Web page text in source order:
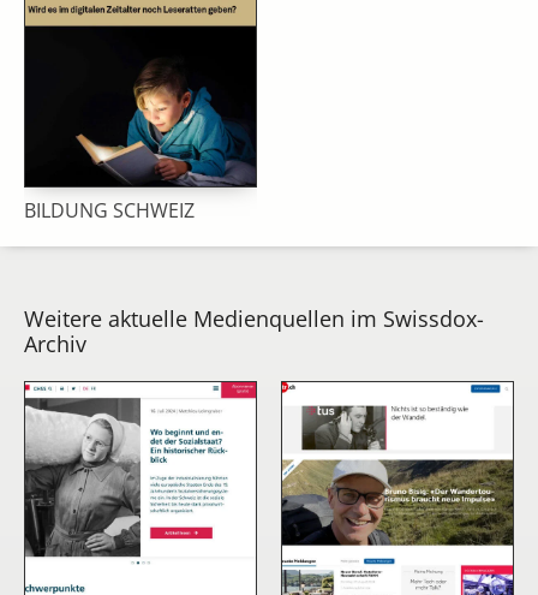
BILDUNG SCHWEIZ
Weitere aktuelle Medienquellen im Swissdox-
Archiv